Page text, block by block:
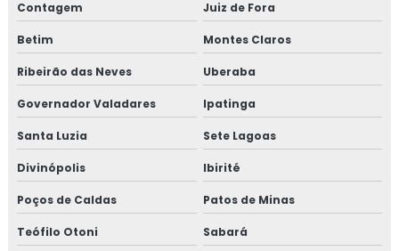
Contagem Juiz de Fora
Betim Montes Claros
Ribeirão das Neves Uberaba
Governador Valadares Ipatinga
Santa Luzia Sete Lagoas
Divinópolis Ibirité
Poços de Caldas Patos de Minas
Teófilo Otoni Sabará